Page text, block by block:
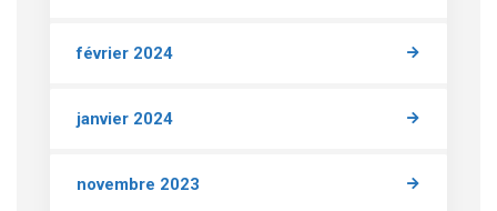
février 2024
janvier 2024
novembre 2023